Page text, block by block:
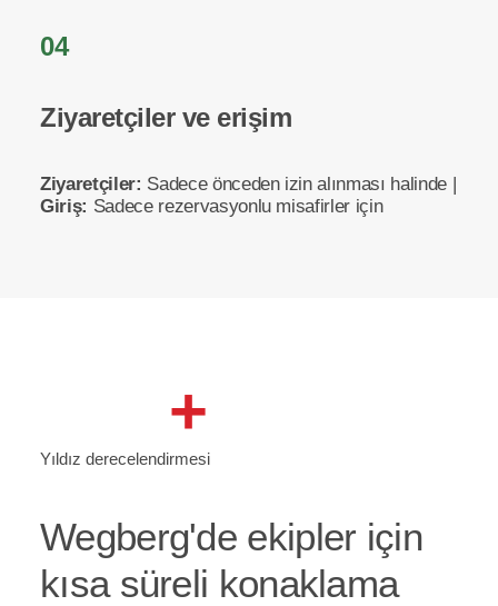
04
Ziyaretçiler ve erişim
Ziyaretçiler: Sadece önceden izin alınması halinde |
Giriş: Sadece rezervasyonlu misafirler için
+
Yıldız derecelendirmesi
Wegberg'de ekipler için
kısa süreli konaklama